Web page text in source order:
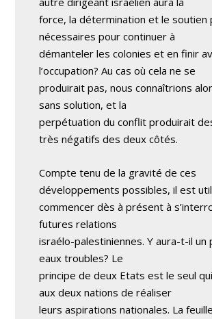
force, la détermination et le soutien
nécessaires pour continuer à
démanteler les colonies et en finir
l’occupation? Au cas où cela ne se
produirait pas, nous connaîtrions
sans solution, et la
perpétuation du conflit produirait
très négatifs des deux côtés.
Compte tenu de la gravité de ces
développements possibles, il est
commencer dès à présent à
futures relations
israélo-palestiniennes. Y aura-t-il un
eaux troubles? Le
principe de deux Etats est le seul
aux deux nations de réaliser
leurs aspirations nationales. La